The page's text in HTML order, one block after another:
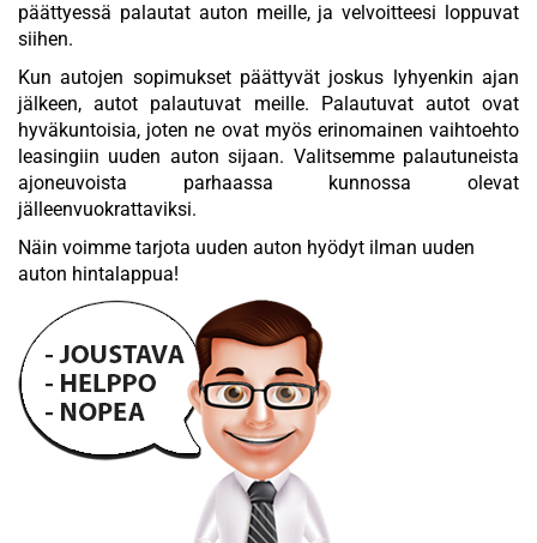
päättyessä palautat auton meille, ja velvoitteesi loppuvat
siihen.
Kun autojen sopimukset päättyvät joskus lyhyenkin ajan
jälkeen, autot palautuvat meille. Palautuvat autot ovat
hyväkuntoisia, joten ne ovat myös erinomainen vaihtoehto
leasingiin uuden auton sijaan. Valitsemme palautuneista
ajoneuvoista parhaassa kunnossa olevat
jälleenvuokrattaviksi.
Näin voimme tarjota uuden auton hyödyt ilman uuden
auton hintalappua!